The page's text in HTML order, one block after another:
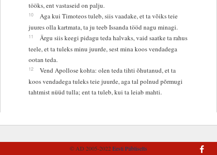
tööks, ent vastaseid on palju.
10
Aga kui Timoteos tuleb, siis vaadake, et ta võiks teie
juures olla kartmata, ta ju teeb Issanda tööd nagu minagi.
11
Ärgu siis keegi pidagu teda halvaks, vaid saatke ta rahus
teele, et ta tuleks minu juurde, sest mina koos vendadega
ootan teda.
12
Vend Apollose kohta: olen teda tihti õhutanud, et ta
koos vendadega tuleks teie juurde, aga tal polnud põrmugi
tahtmist nüüd tulla; ent ta tuleb, kui ta leiab mahti.
© AD 2005-2022Eesti Piibliselts